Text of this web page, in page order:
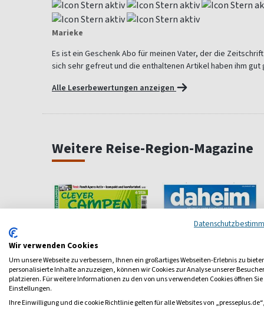
Marieke
Es ist ein Geschenk Abo für meinen Vater, der die
sich sehr gefreut und die enthaltenen Artikel haben ihm gut
Alle Leserbewertungen anzeigen
Weitere Reise-Region-Magazine
Wir verwenden Cookies
Um unsere Webseite zu verbessern, Ihnen ein großartiges Webseiten-Erlebnis zu
personalisierte Inhalte anzuzeigen, können wir Cookies zur Analyse unserer
platzieren. Für weitere Informationen zu den von uns verwendeten Cookies öffnen
Einstellungen.
Ihre Einwilligung und die cookie Richtlinie gelten für alle Websites von „presseplus.de“,